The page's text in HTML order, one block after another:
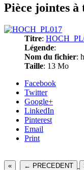
Pièce jointes à
Titre:
Légende:
Nom du fichier:
Taille: 13 Mo
Facebook
Twitter
Google+
LinkedIn
Pinterest
Email
Print
« ← PRECEDENT